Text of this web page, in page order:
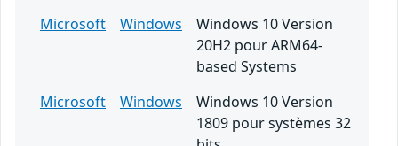
Microsoft
Windows
Windows 10 Version
20H2 pour ARM64-
based Systems
Microsoft
Windows
Windows 10 Version
1809 pour systèmes 32